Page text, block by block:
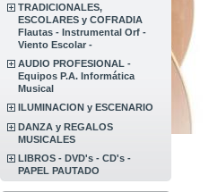
TRADICIONALES,
ESCOLARES y COFRADIA
Flautas - Instrumental Orf -
Viento Escolar -
AUDIO PROFESIONAL -
Equipos P.A. Informática
Musical
ILUMINACION y ESCENARIO
DANZA y REGALOS
MUSICALES
LIBROS - DVD's - CD's -
PAPEL PAUTADO